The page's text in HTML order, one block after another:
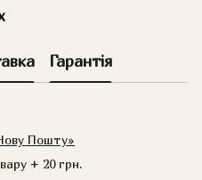
Гарантія
Пошту»
+ 20 грн.